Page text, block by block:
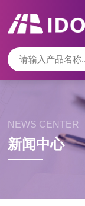
NEWS CENTER
新闻中心